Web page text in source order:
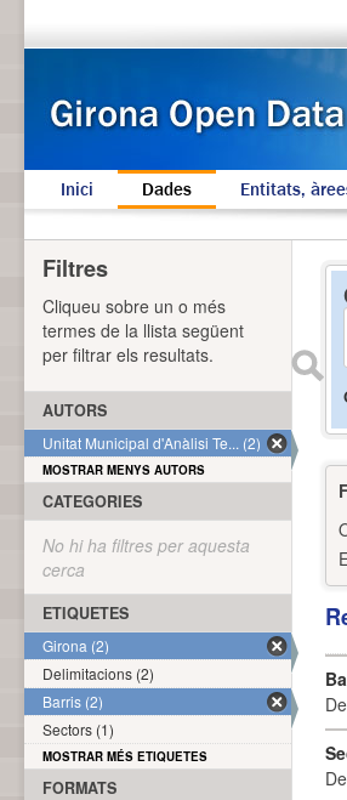
Inici Dades Entitats,
Filtres
Cliqueu sobre un o més
termes de la llista següent
per filtrar els resultats.
AUTORS
Unitat Municipal d'Anàlisi Te... (2)
MOSTRAR MENYS AUTORS
CATEGORIES
No hi ha filtres per aquesta
cerca
ETIQUETES
Girona (2)
Delimitacions (2)
Barris (2)
Sectors (1)
MOSTRAR MÉS ETIQUETES
FORMATS